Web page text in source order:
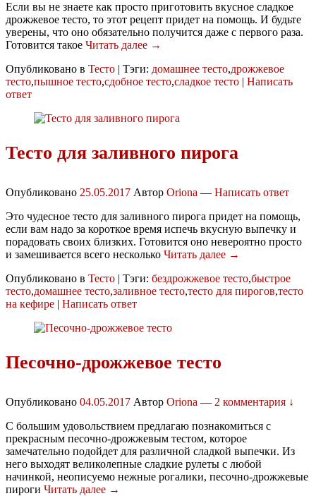
Если вы не знаете как просто приготовить вкусное сладкое
дрожжевое тесто, то этот рецепт придет на помощь. И будьте
уверены, что оно обязательно получится даже с первого раза.
Готовится такое Читать далее →
Опубликовано в Тесто | Тэги: домашнее тесто,дрожжевое
тесто,пышное тесто,сдобное тесто,сладкое тесто | Написать
ответ
Тесто для заливного пирога
Опубликовано 25.05.2017 Автор Oriona — Написать ответ
Это чудесное тесто для заливного пирога придет на помощь,
если вам надо за короткое время испечь вкусную выпечку и
порадовать своих близких. Готовится оно невероятно просто
и замешивается всего несколько Читать далее →
Опубликовано в Тесто | Тэги: бездрожжевое тесто,быстрое
тесто,домашнее тесто,заливное тесто,тесто для пирогов,тесто
на кефире | Написать ответ
Песочно-дрожжевое тесто
Опубликовано 04.05.2017 Автор Oriona — 2 комментария ↓
С большим удовольствием предлагаю познакомиться с
прекрасным песочно-дрожжевым тестом, которое
замечательно подойдет для различной сладкой выпечки. Из
него выходят великолепные сладкие рулеты с любой
начинкой, неописуемо нежные рогалики, песочно-дрожжевые
пироги Читать далее →